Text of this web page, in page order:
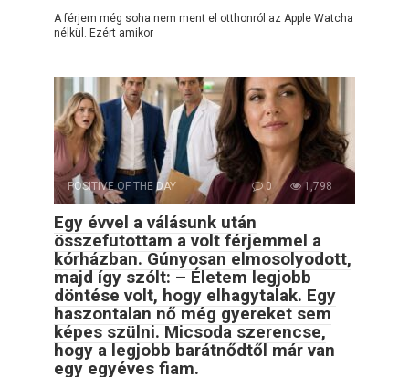
A férjem még soha nem ment el otthonról az Apple Watcha
nélkül. Ezért amikor
POSITIVE OF THE DAY 0 1,798
Egy évvel a válásunk után
összefutottam a volt férjemmel a
kórházban. Gúnyosan elmosolyodott,
majd így szólt: – Életem legjobb
döntése volt, hogy elhagytalak. Egy
haszontalan nő még gyereket sem
képes szülni. Micsoda szerencse,
hogy a legjobb barátnődtől már van
egy egyéves fiam.